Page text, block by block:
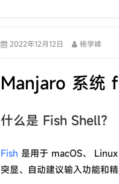
2022年12月12日 杨学峰
Manjaro 系统
什么是 Fish Shell?
Fish 是用于 macOS、
突显、自动建议输入功能和